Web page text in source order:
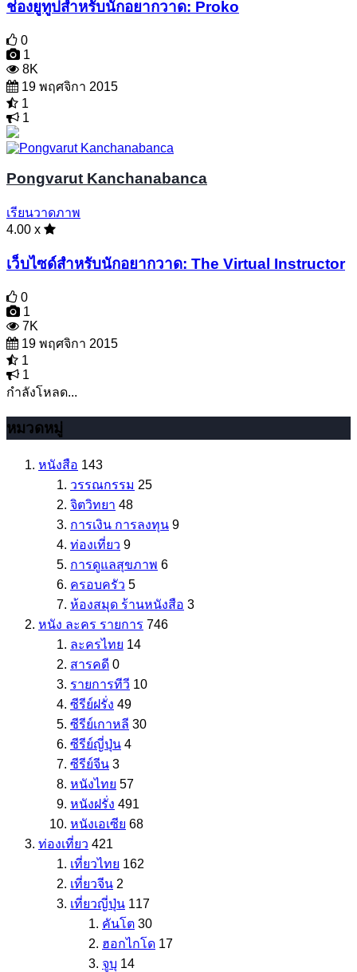
ช่องยูทูปสำหรับนักอยากวาด: Proko
0
1
8K
19 พฤศจิกา 2015
1
1
Pongvarut Kanchanabanca
เรียนวาดภาพ
4.00 x
เว็บไซด์สำหรับนักอยากวาด: The Virtual Instructor
0
1
7K
19 พฤศจิกา 2015
1
1
กำลังโหลด...
หมวดหมู่
หนังสือ 143
วรรณกรรม 25
จิตวิทยา 48
การเงิน การลงทุน 9
ท่องเที่ยว 9
การดูแลสุขภาพ 6
ครอบครัว 5
ห้องสมุด ร้านหนังสือ 3
หนัง ละคร รายการ 746
ละครไทย 14
สารคดี 0
รายการทีวี 10
ซีรีย์ฝรั่ง 49
ซีรีย์เกาหลี 30
ซีรีย์ญี่ปุ่น 4
ซีรีย์จีน 3
หนังไทย 57
หนังฝรั่ง 491
หนังเอเซีย 68
ท่องเที่ยว 421
เที่ยวไทย 162
เที่ยวจีน 2
เที่ยวญี่ปุ่น 117
คันโต 30
ฮอกไกโด 17
จูบุ 14